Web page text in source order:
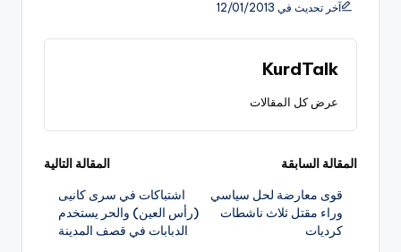
آخر تحديث في 12/01/2013
KurdTalk
عرض كل المقالات
تصفّح
المقالات
المقالة السابقة
قوى معارضة لحل سياسي
وراء مقتل ثلاث ناشطات
كرديات
المقالة التالية
اشتباكات في سرى كانيى
(رأس العين) والحر يستخدم
الدبابات في قصف المدينة